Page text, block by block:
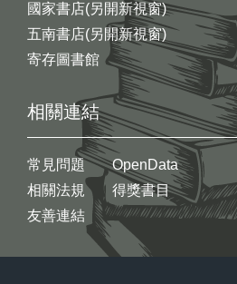
國家書店(另開新視窗)
五南書店(另開新視窗)
寄存圖書館
相關連結
常見問題
相關法規
友善連結
OpenData
得獎書目